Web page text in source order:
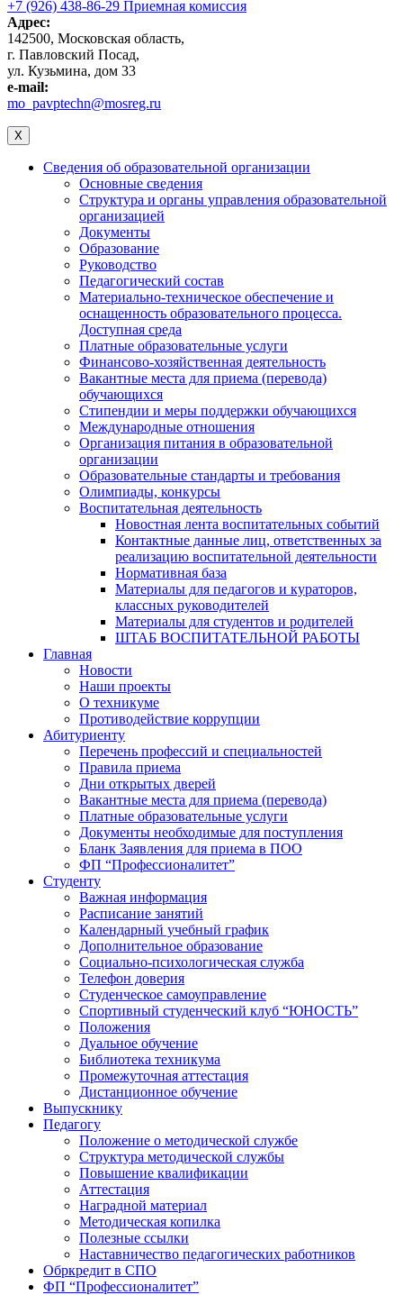
+7 (926) 438-86-29 Приемная комиссия
Адрес:
142500, Московская область,
г. Павловский Посад,
ул. Кузьмина, дом 33
e-mail:
mo_pavptechn@mosreg.ru
X
Сведения об образовательной организации
Основные сведения
Структура и органы управления образовательной
организацией
Документы
Образование
Руководство
Педагогический состав
Материально-техническое обеспечение и
оснащенность образовательного процесса.
Доступная среда
Платные образовательные услуги
Финансово-хозяйственная деятельность
Вакантные места для приема (перевода)
обучающихся
Стипендии и меры поддержки обучающихся
Международные отношения
Организация питания в образовательной
организации
Образовательные стандарты и требования
Олимпиады, конкурсы
Воспитательная деятельность
Новостная лента воспитательных событий
Контактные данные лиц, ответственных за
реализацию воспитательной деятельности
Нормативная база
Материалы для педагогов и кураторов,
классных руководителей
Материалы для студентов и родителей
ШТАБ ВОСПИТАТЕЛЬНОЙ РАБОТЫ
Главная
Новости
Наши проекты
О техникуме
Противодействие коррупции
Абитуриенту
Перечень профессий и специальностей
Правила приема
Дни открытых дверей
Вакантные места для приема (перевода)
Платные образовательные услуги
Документы необходимые для поступления
Бланк Заявления для приема в ПОО
ФП “Профессионалитет”
Студенту
Важная информация
Расписание занятий
Календарный учебный график
Дополнительное образование
Социально-психологическая служба
Телефон доверия
Студенческое самоуправление
Спортивный студенческий клуб “ЮНОСТЬ”
Положения
Дуальное обучение
Библиотека техникума
Промежуточная аттестация
Дистанционное обучение
Выпускнику
Педагогу
Положение о методической службе
Структура методической службы
Повышение квалификации
Аттестация
Наградной материал
Методическая копилка
Полезные ссылки
Наставничество педагогических работников
Обркредит в СПО
ФП “Профессионалитет”